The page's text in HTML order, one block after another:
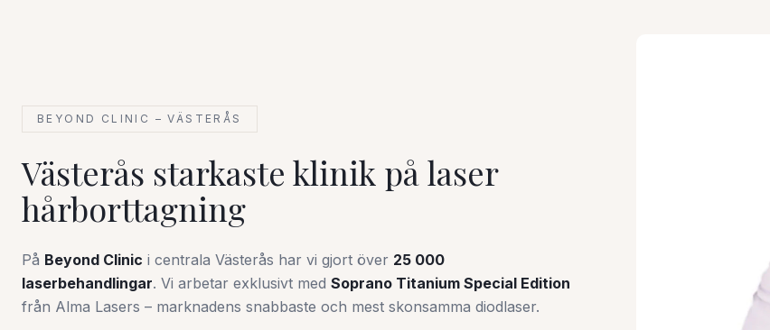
BEYOND CLINIC – VÄSTERÅS
Västerås starkaste klinik på laser
hårborttagning
På Beyond Clinic i centrala Västerås har vi gjort över 25 000
laserbehandlingar. Vi arbetar exklusivt med Soprano Titanium Special Edition
från Alma Lasers – marknadens snabbaste och mest skonsamma diodlaser.